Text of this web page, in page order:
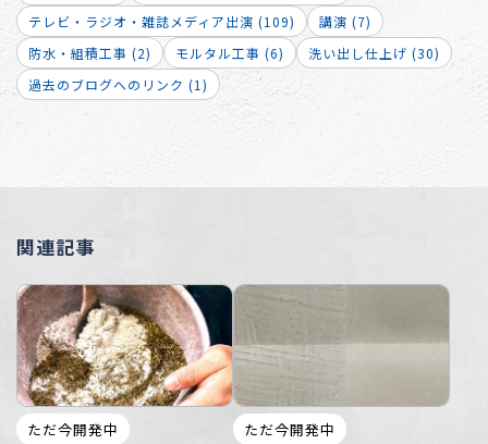
テレビ・ラジオ・雑誌メディア出演 (109)
講演 (7)
防水・組積工事 (2)
モルタル工事 (6)
洗い出し仕上げ (30)
過去のブログへのリンク (1)
関連記事
ただ今開発中 ただ今開発中